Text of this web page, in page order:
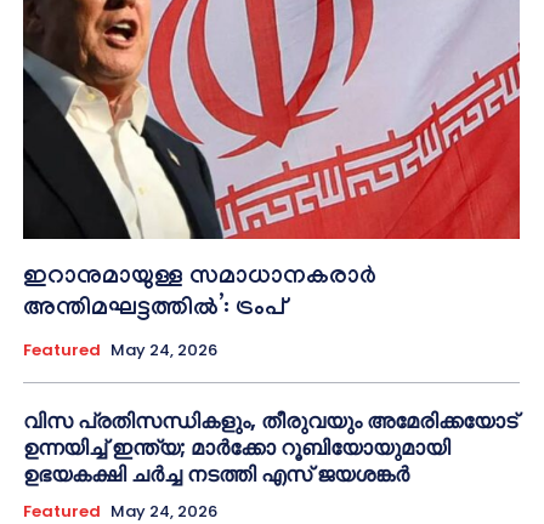
ഇറാനുമായുള്ള സമാധാനകരാർ
അന്തിമഘട്ടത്തിൽ‌’: ട്രംപ്
Featured May 24, 2026
വിസ പ്രതിസന്ധികളും, തീരുവയും അമേരിക്കയോട്
ഉന്നയിച്ച് ഇന്ത്യ; മാർക്കോ റൂബിയോയുമായി
ഉഭയകക്ഷി ചർച്ച നടത്തി എസ് ജയശങ്കർ
Featured May 24, 2026